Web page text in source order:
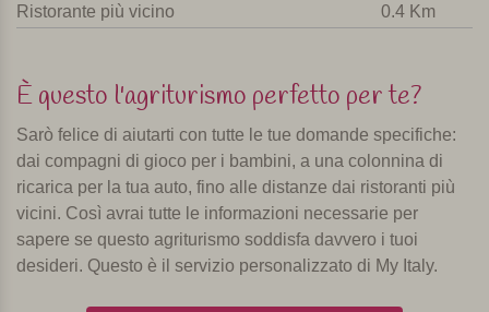
Ristorante più vicino
0.4 Km
È questo l'agriturismo perfetto per te?
Sarò felice di aiutarti con tutte le tue domande specifiche:
dai compagni di gioco per i bambini, a una colonnina di
ricarica per la tua auto, fino alle distanze dai ristoranti più
vicini. Così avrai tutte le informazioni necessarie per
sapere se questo agriturismo soddisfa davvero i tuoi
desideri. Questo è il servizio personalizzato di My Italy.